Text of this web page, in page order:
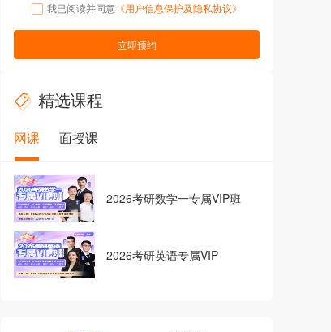
我已阅读并同意 《用户信息保护及隐私协议》
立即预约
精选课程
网课 面授课
2026考研数学一专属VIP班
2026考研英语专属VIP